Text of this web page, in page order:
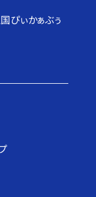
ぴぃかぁぶぅ